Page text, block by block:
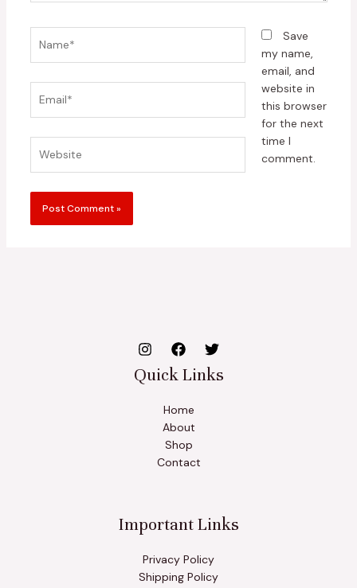
Save
my name,
email, and
website in
this browser
for the next
time I
comment.
Quick Links
Home
About
Shop
Contact
Important Links
Privacy Policy
Shipping Policy